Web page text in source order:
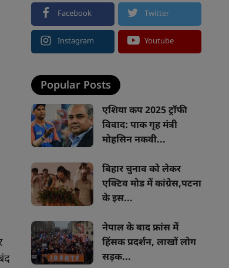
Facebook Twitter
Instagram Youtube
Popular Posts
एशिया कप 2025 ट्रॉफी
विवाद: पाक गृह मंत्री
मोहसिन नकवी...
बिहार चुनाव को लेकर
एक्टिव मोड में कांग्रेस,पटना
के इस...
नेपाल के बाद फ्रांस में
हिंसक प्रदर्शन, लाखों लोग
सड़क...